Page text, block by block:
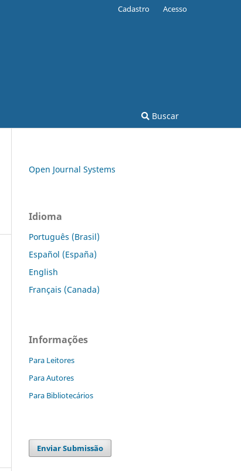
Buscar
Cadastro Acesso
Open Journal Systems
Idioma
Português (Brasil)
Español (España)
English
Français (Canada)
Informações
Para Leitores
Para Autores
Para Bibliotecários
Enviar Submissão